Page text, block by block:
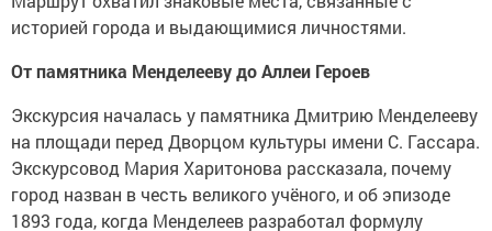
историей города и выдающимися личностями.
От памятника Менделееву до Аллеи Героев
Экскурсия началась у памятника Дмитрию Менделееву
на площади перед Дворцом культуры имени С. Гассара.
Экскурсовод Мария Харитонова рассказала, почему
город назван в честь великого учёного, и об эпизоде
1893 года, когда Менделеев разработал формулу